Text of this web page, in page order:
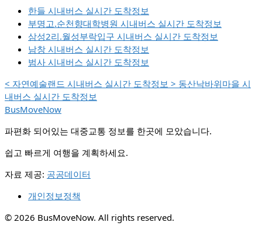
한들 시내버스 실시간 도착정보
부명고.순천향대학병원 시내버스 실시간 도착정보
삼성2리.월성부락입구 시내버스 실시간 도착정보
남창 시내버스 실시간 도착정보
범사 시내버스 실시간 도착정보
< 자연예술랜드 시내버스 실시간 도착정보 > 동산낙바위마을 시
내버스 실시간 도착정보
BusMoveNow
파편화 되어있는 대중교통 정보를 한곳에 모았습니다.
쉽고 빠르게 여행을 계획하세요.
자료 제공: 공공데이터
개인정보정책
© 2026 BusMoveNow. All rights reserved.